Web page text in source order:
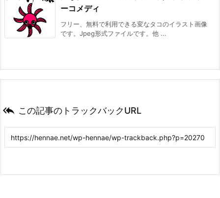
ーコメディ
フリー、無料で利用できる変なタコのイラスト画像
です。Jpeg形式ファイルです。他 ...
 この記事のトラックバックURL